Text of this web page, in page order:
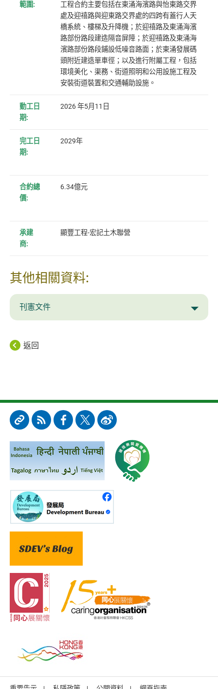
範圍:
工程合約主要包括在東涌海濱路與怡東路交界
處及迎禧路與迎東路交界處的四跨有蓋行人天
橋系統、樓梯及升降機；於迎禧路及東涌海濱
路部份路段建造隔音屏障；於迎禧路及東涌海
濱路部份路段鋪設低噪音路面；於東涌發展碼
頭附近建造單車徑；以及進行附屬工程，包括
環境美化、渠務、街道照明和公用設施工程及
安裝街道裝置和交通輔助設施。
動工日
期:
2026 年5月11日
完工日
期:
2029年
合約總
價:
6.34億元
承建
商:
顯豐工程-宏記土木聯營
其他相關資料:
刊憲文件
返回